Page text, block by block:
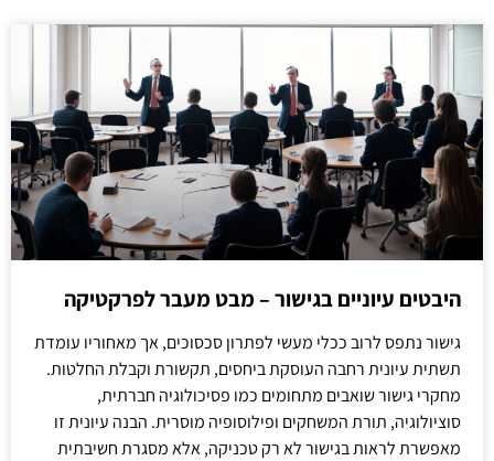
היבטים עיוניים בגישור – מבט מעבר לפרקטיקה
גישור נתפס לרוב ככלי מעשי לפתרון סכסוכים, אך מאחוריו עומדת
תשתית עיונית רחבה העוסקת ביחסים, תקשורת וקבלת החלטות.
מחקרי גישור שואבים מתחומים כמו פסיכולוגיה חברתית,
סוציולוגיה, תורת המשחקים ופילוסופיה מוסרית. הבנה עיונית זו
מאפשרת לראות בגישור לא רק טכניקה, אלא מסגרת חשיבתית